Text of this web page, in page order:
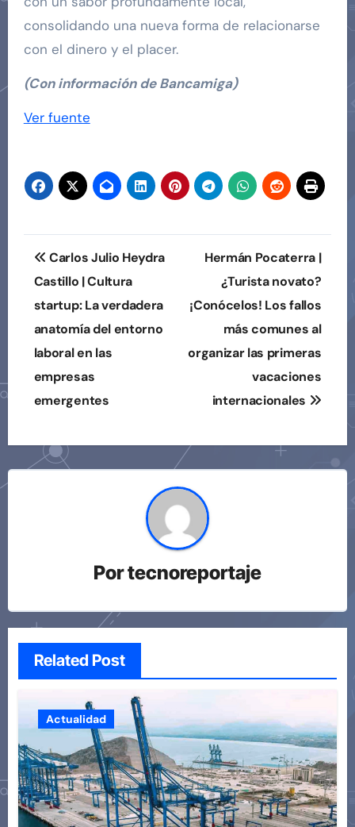
consolidando una nueva forma de relacionarse
con el dinero y el placer.
(Con información de Bancamiga)
Navegación
entradas
Ver fuente
Navegación
de
entradas
Carlos Julio Heydra
Castillo | Cultura
startup: La verdadera
anatomía del entorno
laboral en las
empresas
emergentes
Hermán Pocaterra |
¿Turista novato?
¡Conócelos! Los fallos
más comunes al
organizar las primeras
vacaciones
internacionales
Portecnoreportaje
Related Post
Actualidad